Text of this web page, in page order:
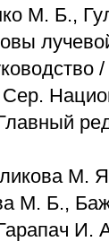
М. Б.,
М.
М. Б.,
И.